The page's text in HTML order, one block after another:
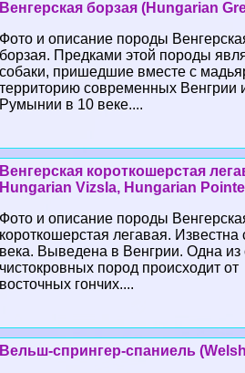
Венгерская борзая (Hungarian
Фото и описание породы
борзая. Предками этой породы
собаки, пришедшие вместе с
территорию современных Венгрии
Румынии в 10 веке....
Венгерская короткошерстая
Hungarian Vizsla, Hungarian
Фото и описание породы
короткошерстая легавая. Известна
века. Выведена в Венгрии. Одна
чистокровных пород происходит от
восточных гончих....
Вельш-спрингер-спаниель